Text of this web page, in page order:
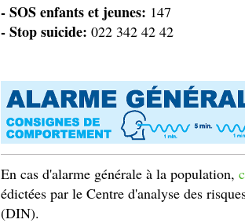
- SOS enfants et jeunes: 147
- Stop suicide: 022 342 42 42
En cas d'alarme générale à la population,
édictées par le Centre d'analyse des
(DIN).